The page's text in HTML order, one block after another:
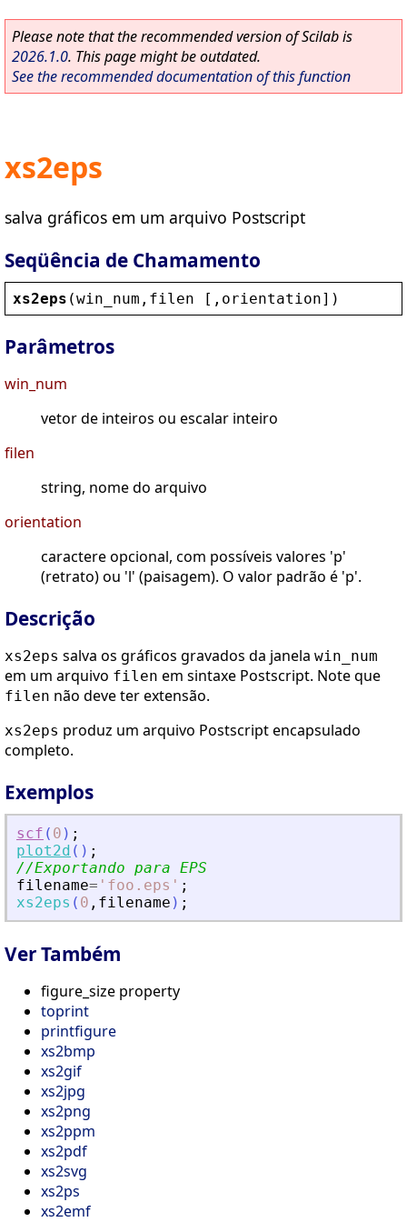
Please note that the recommended version of Scilab is
2026.1.0. This page might be outdated.
See the recommended documentation of this function
xs2eps
salva gráficos em um arquivo Postscript
Seqüência de Chamamento
xs2eps (win_num , filen [, orientation])
Parâmetros
win_num
vetor de inteiros ou escalar inteiro
filen
string, nome do arquivo
orientation
caractere opcional, com possíveis valores 'p'
(retrato) ou 'l' (paisagem). O valor padrão é 'p'.
Descrição
xs2eps salva os gráficos gravados da janela win_num
em um arquivo filen em sintaxe Postscript. Note que
filen não deve ter extensão.
xs2eps produz um arquivo Postscript encapsulado
completo.
Exemplos
scf ( 0 ) ;
plot2d ( ) ;
//Exportando para EPS
filename= ' foo.eps ' ;
xs2eps ( 0 , filename ) ;
Ver Também
figure_size property
toprint
printfigure
xs2bmp
xs2gif
xs2jpg
xs2png
xs2ppm
xs2pdf
xs2svg
xs2ps
xs2emf